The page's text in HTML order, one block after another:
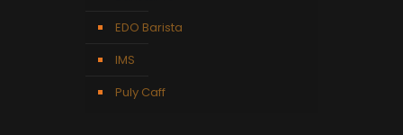
EDO Barista
IMS
Puly Caff